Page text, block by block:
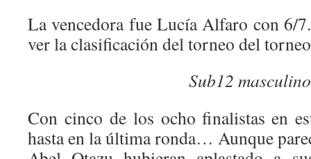
La vencedora fue Lucía Alfaro con 6/
ver la clasificación del torneo del
Sub12 masculino
Con cinco de los ocho finalistas en
hasta en la última ronda… Aunque